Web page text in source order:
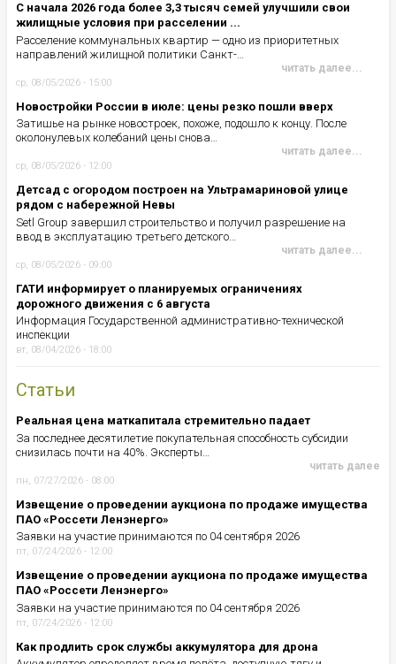
С начала 2026 года более 3,3 тысяч семей улучшили свои
жилищные условия при расселении ...
Расселение коммунальных квартир — одно из приоритетных
направлений жилищной политики Санкт-…
читать далее...
ср, 08/05/2026 - 15:00
Новостройки России в июле: цены резко пошли вверх
Затишье на рынке новостроек, похоже, подошло к концу. После
околонулевых колебаний цены снова…
читать далее...
ср, 08/05/2026 - 12:00
Детсад с огородом построен на Ультрамариновой улице
рядом с набережной Невы
Setl Group завершил строительство и получил разрешение на
ввод в эксплуатацию третьего детского…
читать далее...
ср, 08/05/2026 - 09:00
ГАТИ информирует о планируемых ограничениях
дорожного движения с 6 августа
Информация Государственной административно-технической
инспекции
вт, 08/04/2026 - 18:00
Статьи
Реальная цена маткапитала стремительно падает
За последнее десятилетие покупательная способность субсидии
снизилась почти на 40%. Эксперты…
читать далее
пн, 07/27/2026 - 08:00
Извещение о проведении аукциона по продаже имущества
ПАО «Россети Ленэнерго»
Заявки на участие принимаются по 04 сентября 2026
пт, 07/24/2026 - 12:00
Извещение о проведении аукциона по продаже имущества
ПАО «Россети Ленэнерго»
Заявки на участие принимаются по 04 сентября 2026
пт, 07/24/2026 - 12:00
Как продлить срок службы аккумулятора для дрона